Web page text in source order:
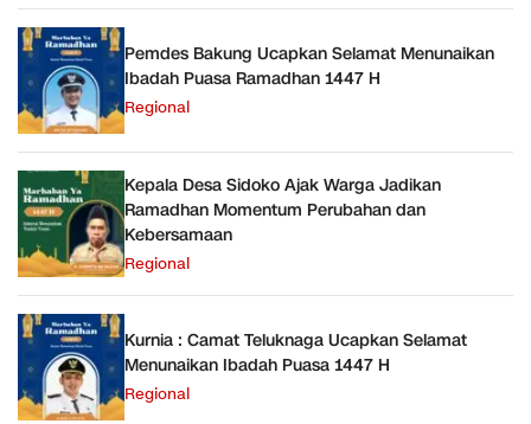
Pemdes Bakung Ucapkan Selamat Menunaikan
Ibadah Puasa Ramadhan 1447 H
Regional
Kepala Desa Sidoko Ajak Warga Jadikan
Ramadhan Momentum Perubahan dan
Kebersamaan
Regional
Kurnia : Camat Teluknaga Ucapkan Selamat
Menunaikan Ibadah Puasa 1447 H
Regional